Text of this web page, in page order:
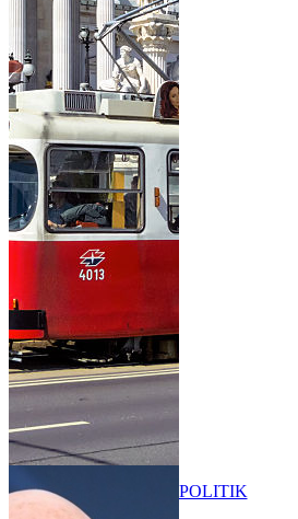
POLITIK